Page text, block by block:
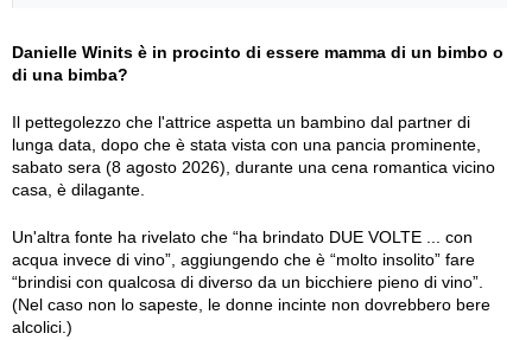
Danielle Winits è in procinto di essere mamma di un bimbo o
di una bimba?
Il pettegolezzo che l'attrice aspetta un bambino dal partner di
lunga data, dopo che è stata vista con una pancia prominente,
sabato sera (8 agosto 2026), durante una cena romantica vicino
casa, è dilagante.
Un'altra fonte ha rivelato che “ha brindato DUE VOLTE ... con
acqua invece di vino”, aggiungendo che è “molto insolito” fare
“brindisi con qualcosa di diverso da un bicchiere pieno di vino”.
(Nel caso non lo sapeste, le donne incinte non dovrebbero bere
alcolici.)